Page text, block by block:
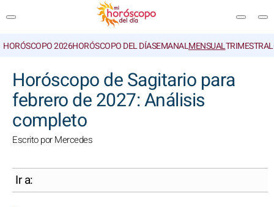
HORÓSCOPO 2026HORÓSCOPO DEL DÍASEMANALMENSUALTRIMESTRAL
Horóscopo de Sagitario para
febrero de 2027: Análisis
completo
Escrito por Mercedes
Ir a: